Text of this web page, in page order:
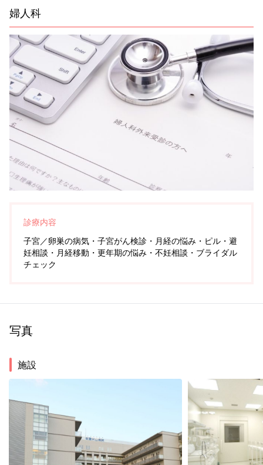
婦人科
診療内容
子宮／卵巣の病気・子宮がん検診・月経の悩み・ピル・避
妊相談・月経移動・更年期の悩み・不妊相談・ブライダル
チェック
写真
施設